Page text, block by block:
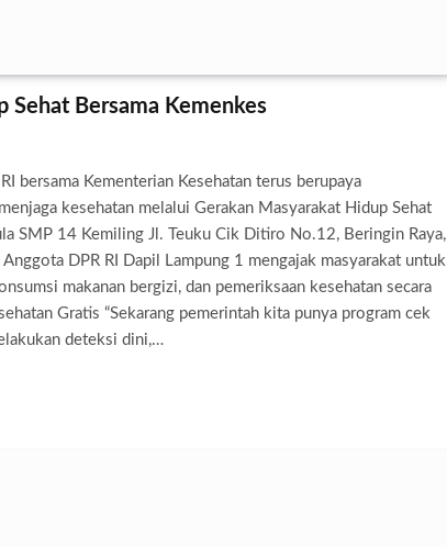
Sehat Bersama Kemenkes
bersama Kementerian Kesehatan terus berupaya
kesehatan melalui Gerakan Masyarakat Hidup Sehat
SMP 14 Kemiling Jl. Teuku Cik Ditiro No.12, Beringin Raya,
DPR RI Dapil Lampung 1 mengajak masyarakat untuk
makanan bergizi, dan pemeriksaan kesehatan secara
Gratis “Sekarang pemerintah kita punya program cek
deteksi dini,…